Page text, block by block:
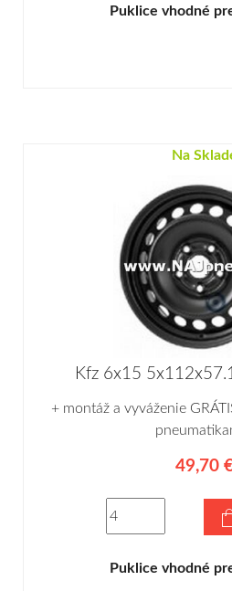
Puklice vhodné
Na
Kfz 6x15
+ montáž a vyváženie
49,70
Puklice vhodné